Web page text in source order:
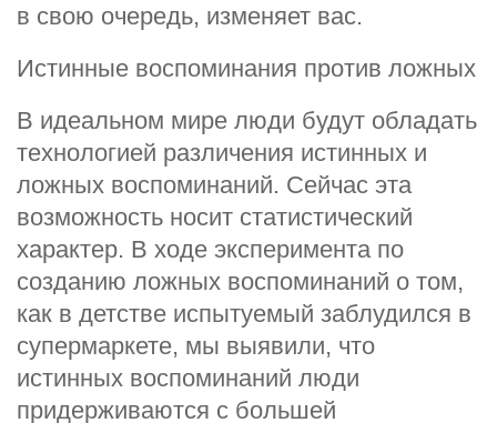
в свою очередь, изменяет вас.
Истинные воспоминания против ложных
В идеальном мире люди будут обладать
технологией различения истинных и
ложных воспоминаний. Сейчас эта
возможность носит статистический
характер. В ходе эксперимента по
созданию ложных воспоминаний о том,
как в детстве испытуемый заблудился в
супермаркете, мы выявили, что
истинных воспоминаний люди
придерживаются с большей